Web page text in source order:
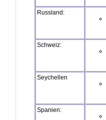
Russland:
Schweiz:
Seychellen
Spanien: